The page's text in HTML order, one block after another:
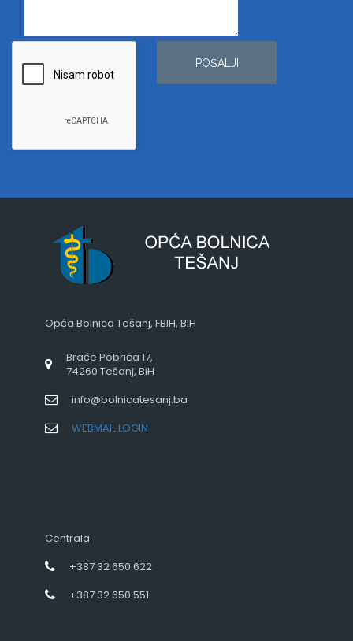
POŠALJI
Opća Bolnica Tešanj, FBIH, BIH
Braće Pobrića 17,
74260 Tešanj, BiH
info@bolnicatesanj.ba
WEBMAIL LOGIN
Centrala
+387 32 650 622
+387 32 650 551